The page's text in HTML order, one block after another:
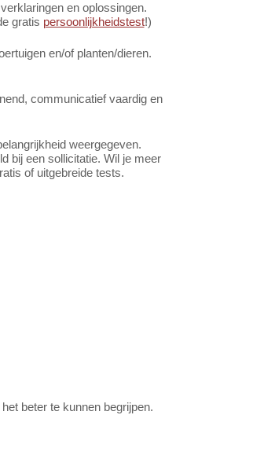
en oplossingen.
gratis persoonlijkheidstest!)
en/of planten/dieren.
communicatief vaardig en
weergegeven.
bij een sollicitatie. Wil je meer
of uitgebreide tests.
beter te kunnen begrijpen.